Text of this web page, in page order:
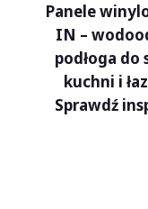
Panele
IN –
podłoga do
kuchni i
Sprawdź